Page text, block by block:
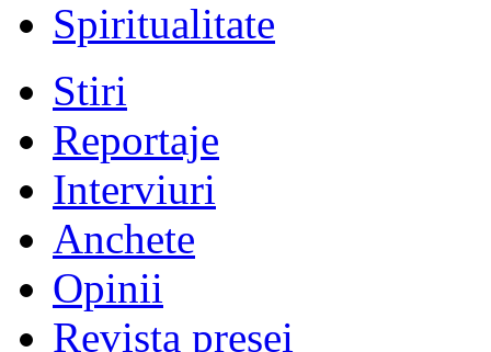
Spiritualitate
Stiri
Reportaje
Interviuri
Anchete
Opinii
Revista presei